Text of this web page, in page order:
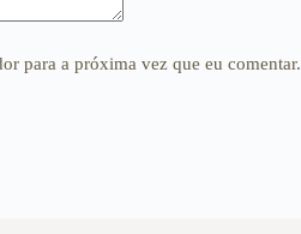
para a próxima vez que eu comentar.